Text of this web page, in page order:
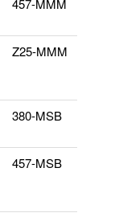
457-MMM
Z25-MMM
380-MSB
457-MSB